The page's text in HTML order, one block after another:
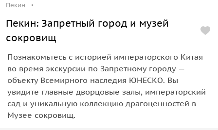
Пекин
Пекин: Запретный город и музей
сокровищ
Познакомьтесь с историей императорского Китая
во время экскурсии по Запретному городу —
объекту Всемирного наследия ЮНЕСКО. Вы
увидите главные дворцовые залы, императорский
сад и уникальную коллекцию драгоценностей в
Музее сокровищ.